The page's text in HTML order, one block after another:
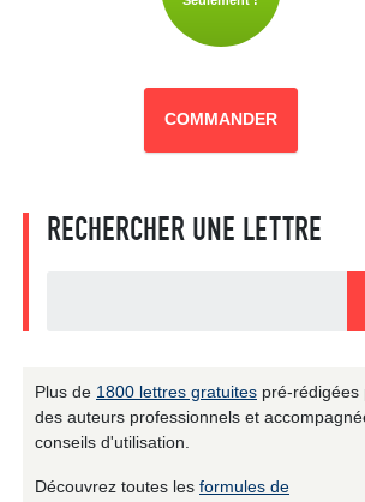
COMMANDER
RECHERCHER UNE LETTRE
Plus de 1800 lettres gratuites pré-rédigées
des auteurs professionnels et
conseils d'utilisation.
Découvrez toutes les formules de